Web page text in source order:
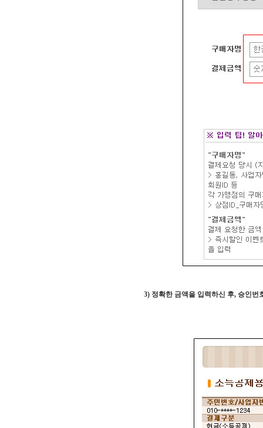
3) 정확한 금액을 입력하신 후, 승인번